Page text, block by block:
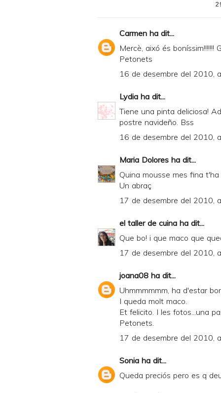
Carmen ha dit...
Mercè, aixó és boníssim!!!!!!!
Petonets
16 de desembre del 2010,
Lydia ha dit...
Tiene una pinta deliciosa!
postre navideño. Bss
16 de desembre del 2010,
Maria Dolores ha dit...
Quina mousse mes fina
Un abraç
17 de desembre del 2010,
el taller de cuina ha dit...
Que bo! i que maco que
17 de desembre del 2010,
joana08 ha dit...
Uhmmmmmm, ha d'estar
I queda molt maco.
Et felicito. I les fotos...una
Petonets.
17 de desembre del 2010,
Sonia ha dit...
Queda preciós pero es q